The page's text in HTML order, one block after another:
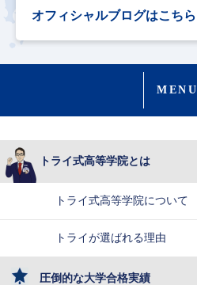
オフィシャルブログはこちら
MENU
トライ式高等学院とは
トライ式高等学院について
トライが選ばれる理由
圧倒的な大学合格実績